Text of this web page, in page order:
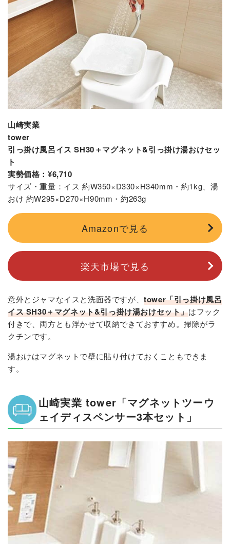
山崎実業
tower
引っ掛け風呂イス SH30＋マグネット&引っ掛け湯おけセッ
ト
実勢価格：¥6,710
サイズ・重量：イス 約W350×D330×H340mm・約1kg、湯
おけ 約W295×D270×H90mm・約263g
Amazonで見る
楽天市場で見る
意外とジャマなイスと洗面器ですが、tower「引っ掛け風呂
イス SH30＋マグネット&引っ掛け湯おけセット」はフック
付きで、 両方とも浮かせて収納できておすすめ。掃除がラ
クチンです。
湯おけはマグネットで壁に貼り付けておくこともできま
す。
山崎実業 tower「マグネットツーウ
ェイディスペンサー3本セット」